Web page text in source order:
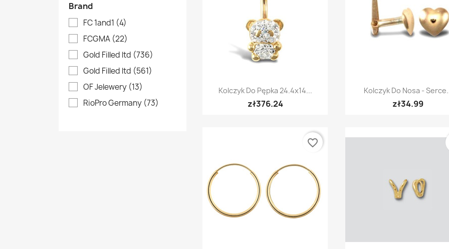
Brand
FC 1and1 (4)
FCGMA (22)
Gold Filled ltd (736)
Gold Filled ltd (561)
OF Jelewery (13)
RioPro Germany (73)
Quick view
Kolczyk Do Pępka 24.4x14...
zł376.24
Quick view
Kolczyk Do Nosa -
zł34.99
favorite_border